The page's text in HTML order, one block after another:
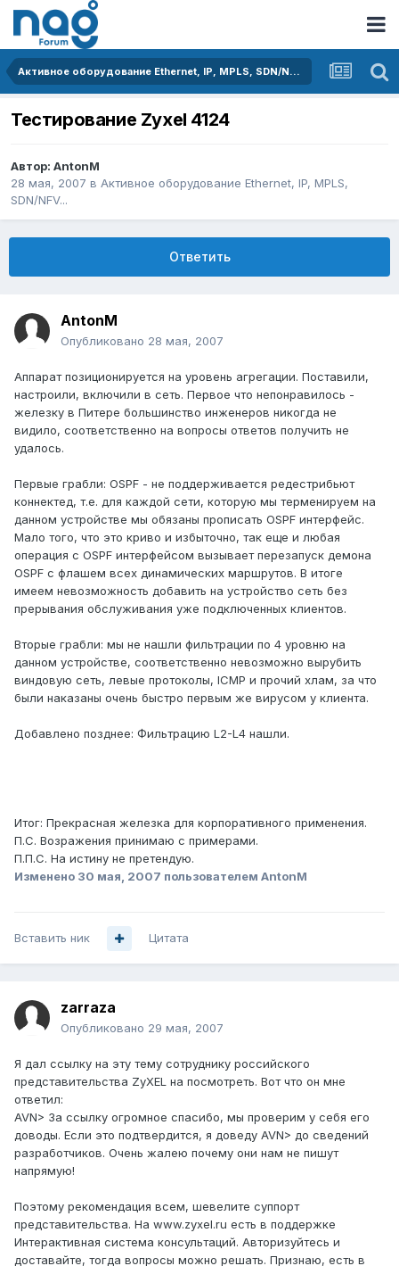
Активное оборудование Ethernet, IP, MPLS, SDN/NFV...
Тестирование Zyxel 4124
Автор: AntonM
28 мая, 2007 в Активное оборудование Ethernet, IP, MPLS,
SDN/NFV...
Ответить
AntonM
Опубликовано 28 мая, 2007
Аппарат позиционируется на уровень агрегации. Поставили,
настроили, включили в сеть. Первое что непонравилось -
железку в Питере большинство инженеров никогда не
видило, соответственно на вопросы ответов получить не
удалось.
Первые грабли: OSPF - не поддерживается редестрибьют
коннектед, т.е. для каждой сети, которую мы терменируем на
данном устройстве мы обязаны прописать OSPF интерфейс.
Мало того, что это криво и избыточно, так еще и любая
операция с OSPF интерфейсом вызывает перезапуск демона
OSPF с флашем всех динамических маршрутов. В итоге
имеем невозможность добавить на устройство сеть без
прерывания обслуживания уже подключенных клиентов.
Вторые грабли: мы не нашли фильтрации по 4 уровню на
данном устройстве, соответственно невозможно вырубить
виндовую сеть, левые протоколы, ICMP и прочий хлам, за что
были наказаны очень быстро первым же вирусом у клиента.
Добавлено позднее: Фильтрацию L2-L4 нашли.
Итог: Прекрасная железка для корпоративного применения.
П.С. Возражения принимаю с примерами.
П.П.С. На истину не претендую.
Изменено 30 мая, 2007 пользователем AntonM
Вставить ник Цитата
zarraza
Опубликовано 29 мая, 2007
Я дал ссылку на эту тему сотруднику российского
представительства ZyXEL на посмотреть. Вот что он мне
ответил:
AVN> За ссылку огромное спасибо, мы проверим у себя его
доводы. Если это подтвердится, я доведу AVN> до сведений
разработчиков. Очень жалею почему они нам не пишут
напрямую!
Поэтому рекомендация всем, шевелите суппорт
представительства. На www.zyxel.ru есть в поддержке
Интерактивная система консультаций. Авторизуйтесь и
доставайте, тогда вопросы можно решать. Признаю, есть в